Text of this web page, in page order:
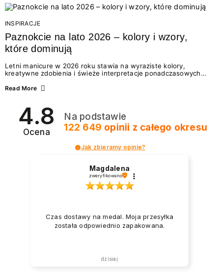
Motywem przewodnim jest eksplorowanie i kolekcjonowanie
letnich momentów. Z tej okazji przygotowaliśmy coś absolutnie
wyjątkowego: wielki konkurs z wakacje.pl oraz dawkę
najgorętszych trendów w...
INSPIRACJE
Paznokcie na lato 2026 – kolory i wzory,
które dominują
Letni manicure w 2026 roku stawia na wyraziste kolory,
kreatywne zdobienia i świeże interpretacje ponadczasowych
zarówno energetycznych odcieni inspirowanych wakacjami, jak
2026? Znajdź inspirację dla swojego manicure!
Read More
4.8
Ocena
Na podstawie
122 649 opinii z całego okresu
Jak zbieramy opinie?
Magdalena
zweryfikowano
Czas dostawy na medal. Moja przesyłka
została odpowiednio zapakowana.
dzisiaj